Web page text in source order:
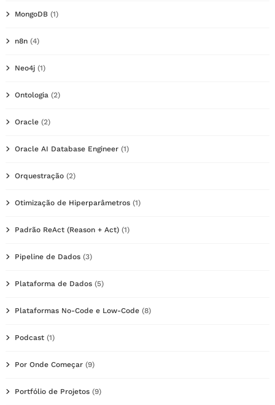
MongoDB (1)
n8n (4)
Neo4j (1)
Ontologia (2)
Oracle (2)
Oracle AI Database Engineer (1)
Orquestração (2)
Otimização de Hiperparâmetros (1)
Padrão ReAct (Reason + Act) (1)
Pipeline de Dados (3)
Plataforma de Dados (5)
Plataformas No-Code e Low-Code (8)
Podcast (1)
Por Onde Começar (9)
Portfólio de Projetos (9)